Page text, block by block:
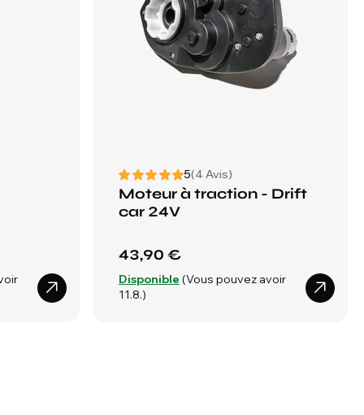
5(4 Avis)
Moteur à traction - Drift
car 24V
43,90 €
Disponible (Vous pouvez avoir
11.8.)